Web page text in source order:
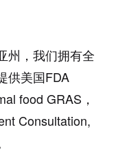
州，我们拥有全
供美国FDA
food GRAS ，
Consultation,